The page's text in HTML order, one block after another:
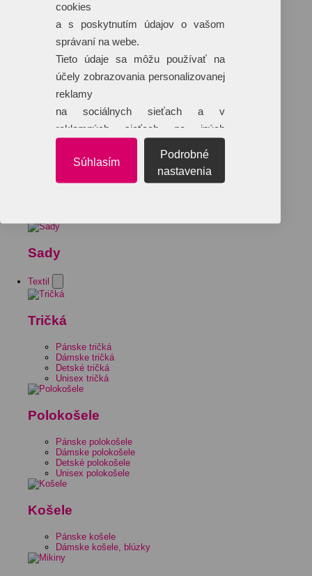
Sady
Textil
Tričká
Pánske tričká
Dámske tričká
Detské tričká
Unisex tričká
Polokošele
Pánske polokošele
Dámske polokošele
Detské polokošele
Unisex polokošele
Košele
Pánske košele
Dámske košele, blúzky
cookies
a s poskytnutím údajov o vašom
správaní na webe.
Tieto údaje sa môžu používať na
účely zobrazovania personalizovanej
reklamy
na sociálnych sieťach a v
reklamných sieťach na iných
Súhlasím
Podrobné
nastavenia